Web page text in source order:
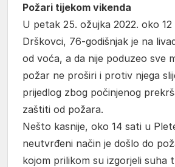
Požari tijekom vikenda
U petak 25. ožujka 2022. oko
Drškovci, 76-godišnjak je na
od voća, a da nije poduzeo sve
požar ne proširi i protiv njega
prijedlog zbog počinjenog
zaštiti od požara.
Nešto kasnije, oko 14 sati u
neutvrđeni način je došlo do
kojom prilikom su izgorjeli suha